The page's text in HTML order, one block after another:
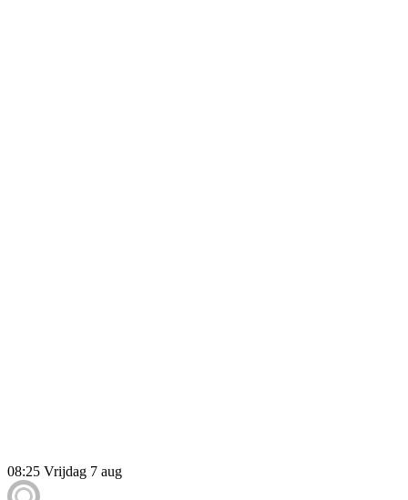
08:25 Vrijdag 7 aug